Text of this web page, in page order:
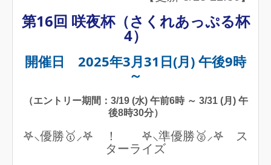
第16回 咲夜杯（さくれあっぷる杯
4）
開催日 2025年3月31日(月) 午後9時
～
（エントリー期間：3/19 (水) 午前6時 ～ 3/31 (月) 午
後8時30分）
𖤐⸜優勝🥇⸝𖤐 ！ 𖤐⸜準優勝🥈⸝𖤐 ス
ターライズ